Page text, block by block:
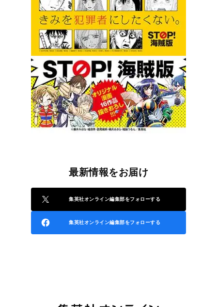
最新情報をお届け
集英社オンライン編集部をフォローする
集英社オンライン編集部をフォローする